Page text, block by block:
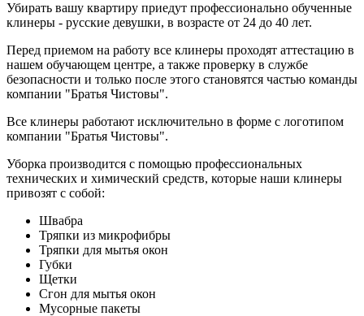
Убирать вашу квартиру приедут профессионально обученные
клинеры - русские девушки, в возрасте от 24 до 40 лет.
Перед приемом на работу все клинеры проходят аттестацию в
нашем обучающем центре, а также проверку в службе
безопасности и только после этого становятся частью команды
компании "Братья Чистовы".
Все клинеры работают исключительно в форме с логотипом
компании "Братья Чистовы".
Уборка производится с помощью профессиональных
технических и химический средств, которые наши клинеры
привозят с собой:
Швабра
Тряпки из микрофибры
Тряпки для мытья окон
Губки
Щетки
Сгон для мытья окон
Мусорные пакеты